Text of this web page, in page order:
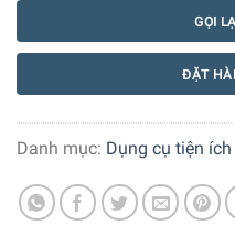
GỌI
ĐẶT
Danh mục: Dụng cụ tiện ích